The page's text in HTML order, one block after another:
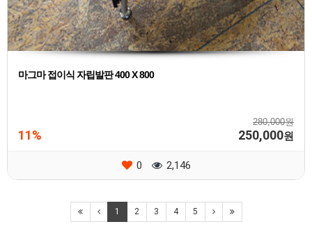
마그마 접이식 자립발판 400 X 800
280,000원
11% 250,000원
0 2,146
1 2 3 4 5